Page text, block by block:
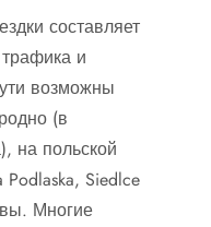
составляет
и
возможны
(в
на польской
Siedlce
Многие